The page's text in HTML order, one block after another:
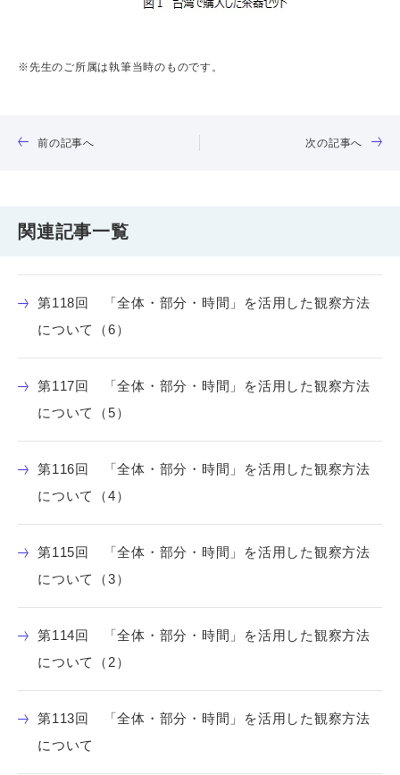
※先生のご所属は執筆当時のものです。
前の記事へ 次の記事へ
関連記事一覧
第118回 「全体・部分・時間」を活用した観察方法
について（6）
第117回 「全体・部分・時間」を活用した観察方法
について（5）
第116回 「全体・部分・時間」を活用した観察方法
について（4）
第115回 「全体・部分・時間」を活用した観察方法
について（3）
第114回 「全体・部分・時間」を活用した観察方法
について（2）
第113回 「全体・部分・時間」を活用した観察方法
について